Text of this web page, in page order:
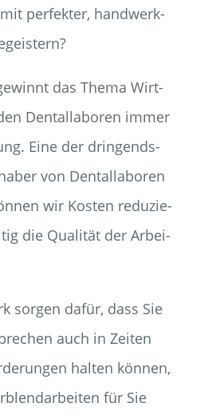
per­fek­ter, hand­werk­
das The­ma Wirt­
Den­tal­la­bo­ren immer
Eine der drin­gends­
von Den­tal­la­bo­ren
wir Kos­ten redu­zie­
die Qua­li­tät der Arbei­
sor­gen dafür, dass Sie
auch in Zei­ten
hal­ten kön­nen,
für Sie